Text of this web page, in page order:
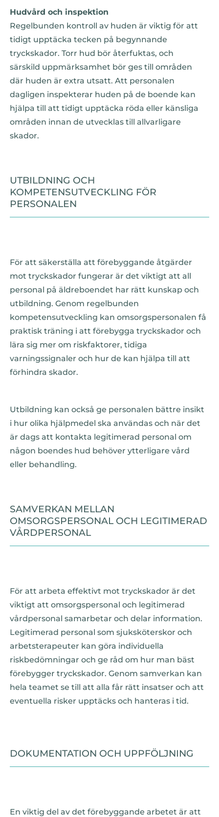
Hudvård och inspektion
Regelbunden kontroll av huden är viktig för att
tidigt upptäcka tecken på begynnande
tryckskador. Torr hud bör återfuktas, och
särskild uppmärksamhet bör ges till områden
där huden är extra utsatt. Att personalen
dagligen inspekterar huden på de boende kan
hjälpa till att tidigt upptäcka röda eller känsliga
områden innan de utvecklas till allvarligare
skador.
UTBILDNING OCH
KOMPETENSUTVECKLING FÖR
PERSONALEN
För att säkerställa att förebyggande åtgärder
mot tryckskador fungerar är det viktigt att all
personal på äldreboendet har rätt kunskap och
utbildning. Genom regelbunden
kompetensutveckling kan omsorgspersonalen få
praktisk träning i att förebygga tryckskador och
lära sig mer om riskfaktorer, tidiga
varningssignaler och hur de kan hjälpa till att
förhindra skador.
Utbildning kan också ge personalen bättre insikt
i hur olika hjälpmedel ska användas och när det
är dags att kontakta legitimerad personal om
någon boendes hud behöver ytterligare vård
eller behandling.
SAMVERKAN MELLAN
OMSORGSPERSONAL OCH LEGITIMERAD
VÅRDPERSONAL
För att arbeta effektivt mot tryckskador är det
viktigt att omsorgspersonal och legitimerad
vårdpersonal samarbetar och delar information.
Legitimerad personal som sjuksköterskor och
arbetsterapeuter kan göra individuella
riskbedömningar och ge råd om hur man bäst
förebygger tryckskador. Genom samverkan kan
hela teamet se till att alla får rätt insatser och att
eventuella risker upptäcks och hanteras i tid.
DOKUMENTATION OCH UPPFÖLJNING
En viktig del av det förebyggande arbetet är att